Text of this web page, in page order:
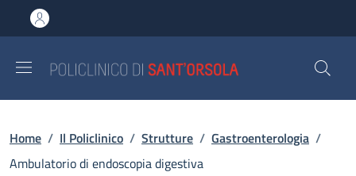
al contenuto principale
to footer content
Briciole di pane
Home / Il Policlinico / Strutture / Gastroenterologia /
Ambulatorio di endoscopia digestiva